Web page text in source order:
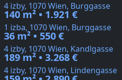
4 izby, 1070 Wien, Burggasse
140 m² • 1.921 €
1 izba, 1070 Wien, Burggasse
36 m² • 550 €
4 izby, 1070 Wien, Kandlgasse
189 m² • 3.268 €
4 izby, 1070 Wien, Lindengasse